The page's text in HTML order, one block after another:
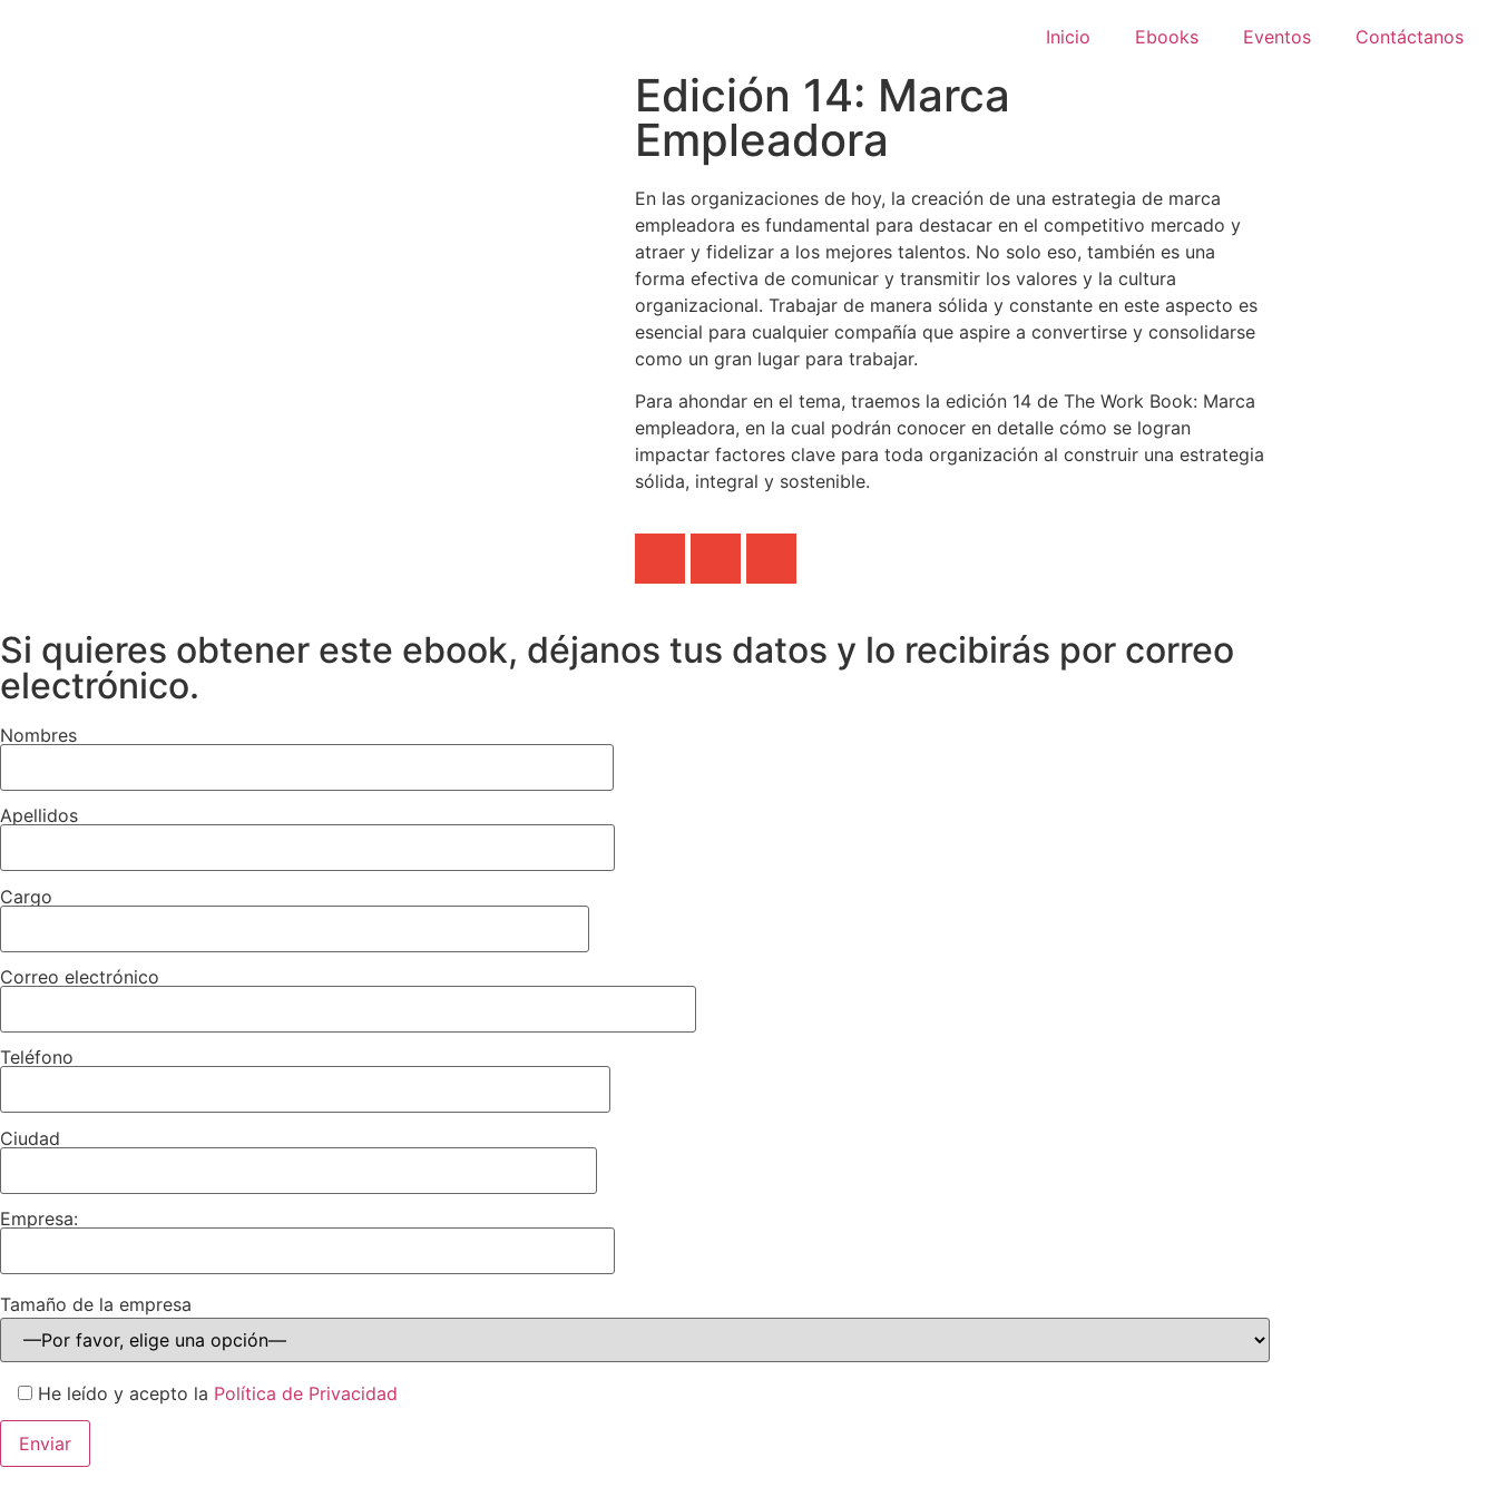
Inicio Ebooks Eventos Contáctanos
Edición 14: Marca
Empleadora
En las organizaciones de hoy, la creación de una estrategia de marca
empleadora es fundamental para destacar en el competitivo mercado y
atraer y fidelizar a los mejores talentos. No solo eso, también es una
forma efectiva de comunicar y transmitir los valores y la cultura
organizacional. Trabajar de manera sólida y constante en este aspecto es
esencial para cualquier compañía que aspire a convertirse y consolidarse
como un gran lugar para trabajar.
Para ahondar en el tema, traemos la edición 14 de The Work Book: Marca
empleadora, en la cual podrán conocer en detalle cómo se logran
impactar factores clave para toda organización al construir una estrategia
sólida, integral y sostenible.
Si quieres obtener este ebook, déjanos tus datos y lo recibirás por correo
electrónico.
Nombres
Apellidos
Cargo
Correo electrónico
Teléfono
Ciudad
Empresa:
Tamaño de la empresa
He leído y acepto la Política de Privacidad